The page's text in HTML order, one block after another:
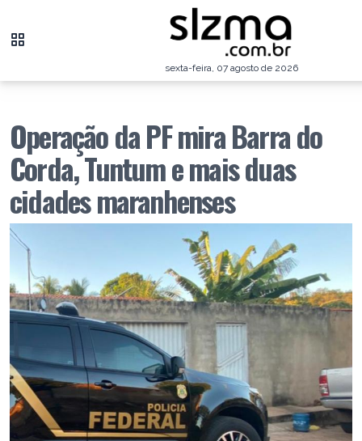
sexta-feira, 07 agosto de 2026
Operação da PF mira Barra do
Corda, Tuntum e mais duas
cidades maranhenses